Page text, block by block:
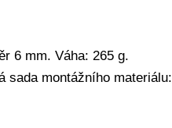
6 mm. Váha: 265 g.
sada montážního materiálu: